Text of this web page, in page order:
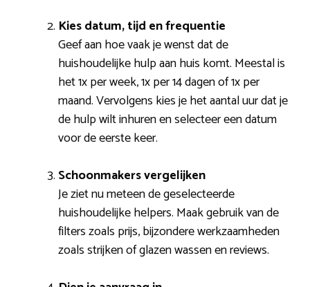
Kies datum, tijd en frequentie
Geef aan hoe vaak je wenst dat de
huishoudelijke hulp aan huis komt. Meestal is
het 1x per week, 1x per 14 dagen of 1x per
maand. Vervolgens kies je het aantal uur dat je
de hulp wilt inhuren en selecteer een datum
voor de eerste keer.
Schoonmakers vergelijken
Je ziet nu meteen de geselecteerde
huishoudelijke helpers. Maak gebruik van de
filters zoals prijs, bijzondere werkzaamheden
zoals strijken of glazen wassen en reviews.